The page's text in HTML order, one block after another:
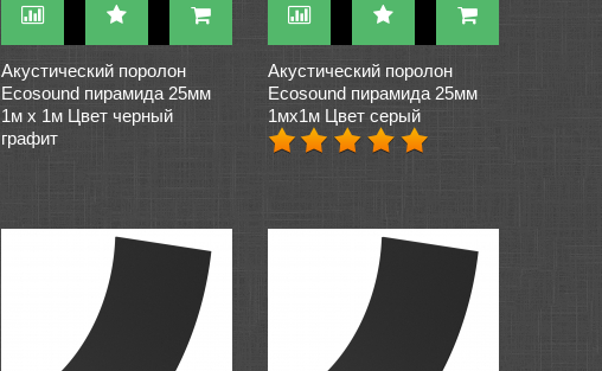
Акустический поролон
Ecosound пирамида 25мм
1м х 1м Цвет черный
графит
Акустический поролон
Ecosound пирамида 25мм
1мх1м Цвет серый